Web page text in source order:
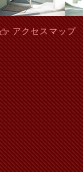
アクセスマップ